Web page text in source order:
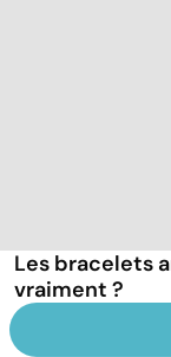
Les bracelets
vraiment ?